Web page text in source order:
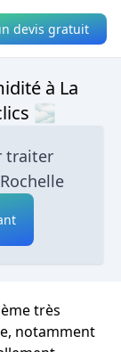
devis gratuit
à La
🌫
traiter
très
notamment